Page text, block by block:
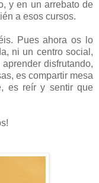
y en un arrebato de
a esos cursos.
Pues ahora os lo
ni un centro social,
disfrutando,
es compartir mesa
es reír y sentir que